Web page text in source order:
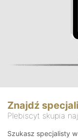
Znajdź
Plebiscyt skupia
Szukasz specjalisty